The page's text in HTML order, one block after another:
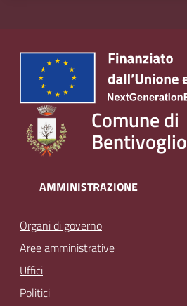
su
Comune di
Bentivoglio
AMMINISTRAZIONE
Organi di governo
Aree amministrative
Uffici
Politici